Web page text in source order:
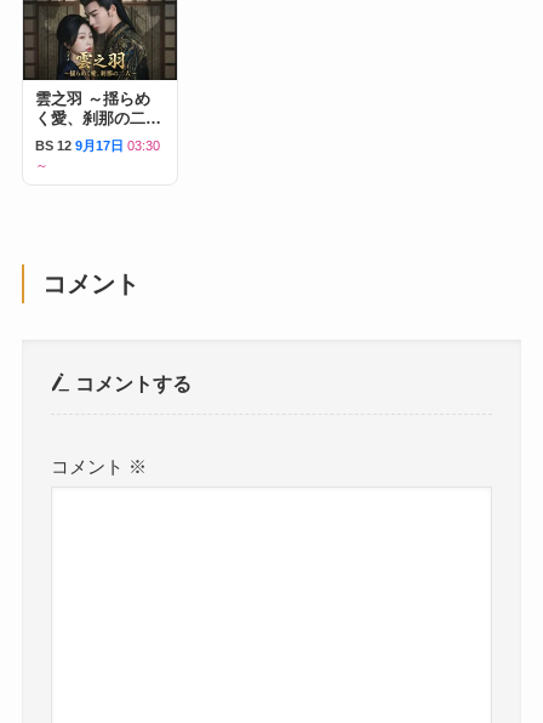
雲之羽 ～揺らめ
く愛、刹那の二人
～
BS 12 9月17日 03:30
～
コメント
コメントする
コメント ※